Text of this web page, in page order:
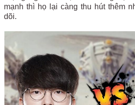
mạnh thì họ lại càng thu hút thêm
dõi.